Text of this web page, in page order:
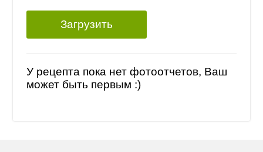
Загрузить
У рецепта пока нет фотоотчетов, Ваш
может быть первым :)